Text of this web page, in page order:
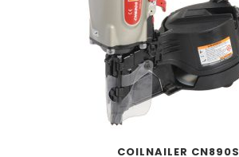
COILNAILER CN890S